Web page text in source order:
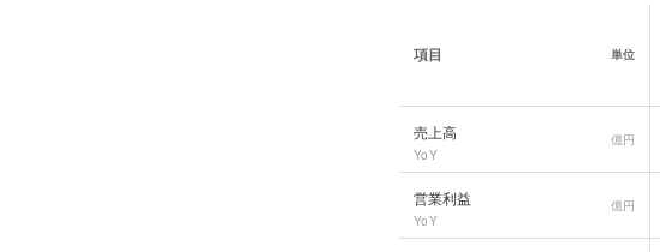
項目 単位
売上高
YoY
億円
営業利益
YoY
億円